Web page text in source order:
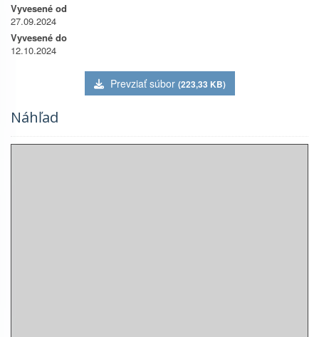
Vyvesené od
27.09.2024
Vyvesené do
12.10.2024
Prevziať súbor (223,33 KB)
Náhľad